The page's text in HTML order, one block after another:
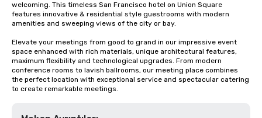
welcoming. This timeless San Francisco hotel on Union Square
features innovative & residential style guestrooms with modern
amenities and sweeping views of the city or bay.
Elevate your meetings from good to grand in our impressive event
space enhanced with rich materials, unique architectural features,
maximum flexibility and technological upgrades. From modern
conference rooms to lavish ballrooms, our meeting place combines
the perfect location with exceptional service and spectacular catering
to create remarkable meetings.